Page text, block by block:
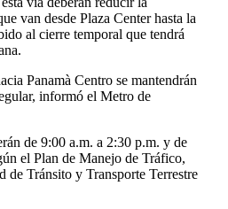
van desde Plaza Center hasta la
al cierre temporal que tendrá
Panamà Centro se mantendrán
informó el Metro de
de 9:00 a.m. a 2:30 p.m. y de
el Plan de Manejo de Tráfico,
de Tránsito y Transporte Terrestre